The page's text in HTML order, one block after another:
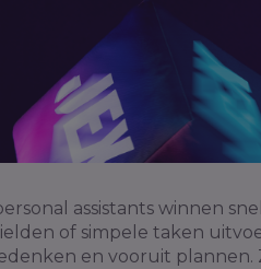
assistants winnen
of simpele taken
en vooruit plannen.